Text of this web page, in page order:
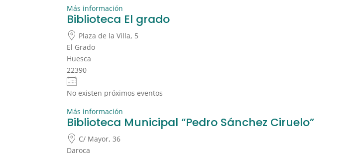
Más información
Biblioteca El grado
Plaza de la Villa, 5
El Grado
Huesca
22390
No existen próximos eventos
Más información
Biblioteca Municipal “Pedro Sánchez Ciruelo”
C/ Mayor, 36
Daroca